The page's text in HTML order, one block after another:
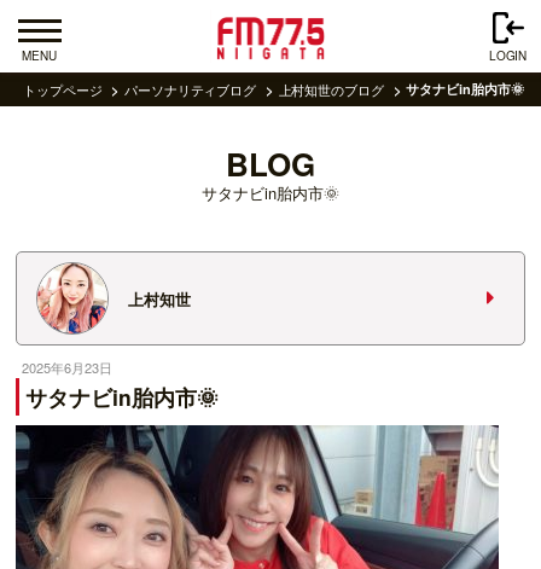
MENU LOGIN
トップページ パーソナリティブログ 上村知世のブログ サタナビin胎内市🌞
BLOG
サタナビin胎内市🌞
上村知世
2025年6月23日
サタナビin胎内市🌞